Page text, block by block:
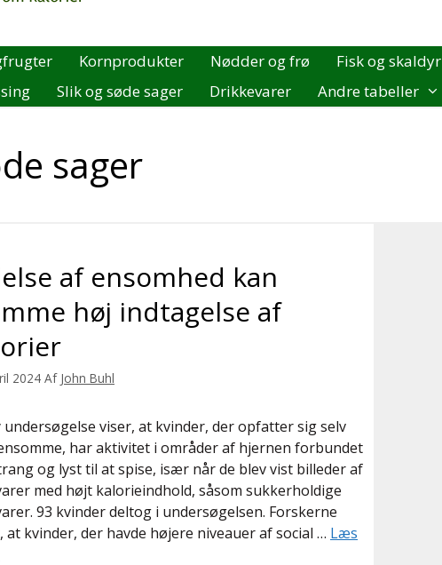
Kornprodukter Nødder og frø Fisk og skaldyr
Slik og søde sager Drikkevarer Andre tabeller
sager
af ensomhed kan
høj indtagelse af
2024 Af John Buhl
undersøgelse viser, at kvinder, der opfatter sig selv
har aktivitet i områder af hjernen forbundet
og lyst til at spise, især når de blev vist billeder af
med højt kalorieindhold, såsom sukkerholdige
93 kvinder deltog i undersøgelsen. Forskerne
at kvinder, der havde højere niveauer af social … Læs